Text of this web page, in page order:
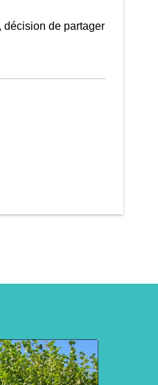
décision de partager